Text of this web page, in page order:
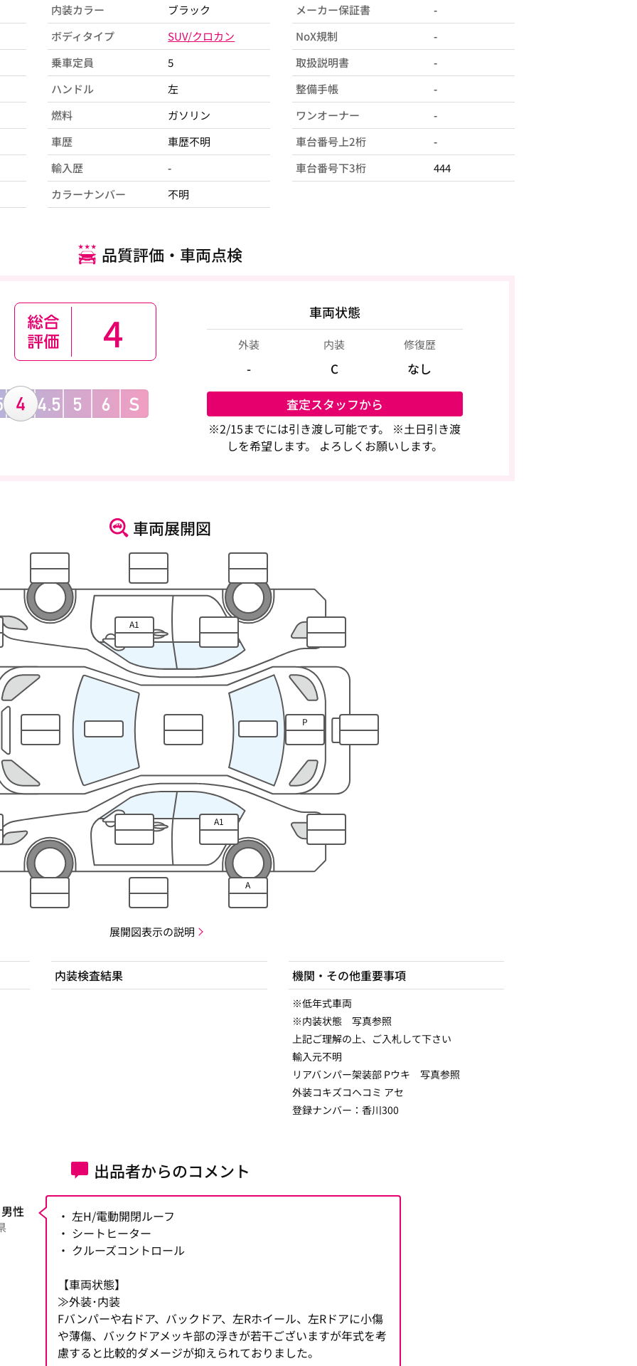
内装カラー
ブラック
ボディタイプ
SUV/クロカン
乗車定員
5
ハンドル
左
燃料
ガソリン
車歴
車歴不明
輸入歴
-
カラーナンバー
不明
メーカー保証書
-
NoX規制
-
取扱説明書
-
整備手帳
-
ワンオーナー
-
車台番号上2桁
-
車台番号下3桁
444
品質評価・車両点検
4 車両状態
外装
-
内装
C
修復歴
なし
査定スタッフから
※2/15までには引き渡し可能です。 ※土日引き渡
しを希望します。 よろしくお願いします。
車両展開図
A1
P
A1
A
展開図表示の説明
内装検査結果 機関・その他重要事項
※低年式車両
※内装状態 写真参照
上記ご理解の上、ご入札して下さい
輸入元不明
リアバンパー架装部 Pウキ 写真参照
外装コキズコヘコミ アセ
登録ナンバー：香川300
出品者からのコメント
性
・ 左H/電動開閉ルーフ
・ シートヒーター
・ クルーズコントロール
【車両状態】
≫外装･内装
Fバンパーや右ドア、バックドア、左Rホイール、左Rドアに小傷
や薄傷、バックドアメッキ部の浮きが若干ございますが年式を考
慮すると比較的ダメージが抑えられておりました。